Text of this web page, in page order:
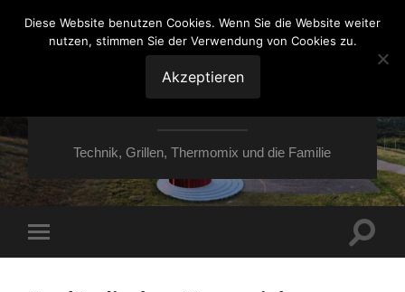
VON ESSEN ÜBER
HESSEN NACH
MOERS
Technik, Grillen, Thermomix und die Familie
Menü
Diese Website benutzen Cookies. Wenn Sie die Website weiter
nutzen, stimmen Sie der Verwendung von Cookies zu.
Akzeptieren